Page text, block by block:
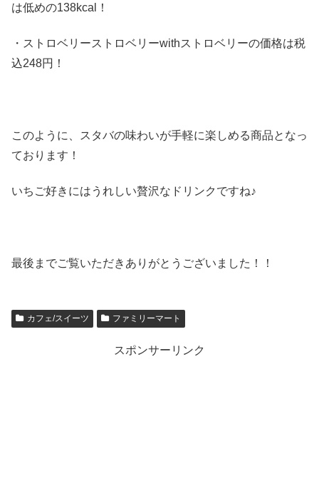
は低めの138kcal！
・ストロベリーストロベリーwithストロベリーの価格は税
込248円！
このように、スタバの味わいが手軽に楽しめる商品となっ
ております！
いちご好きにはうれしい贅沢なドリンクですね♪
最後までご覧いただきありがとうございました！！
カフェ/スイーツ ファミリーマート
スポンサーリンク